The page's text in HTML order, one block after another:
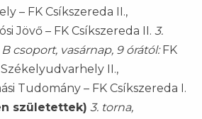
– FK Csíkszereda II.,
Jövő – FK Csíkszereda II. 3.
csoport, vasárnap, 9 órától:FK
Székelyudvarhely II.,
Tudomány – FK Csíkszereda I.
születettek) 3. torna,